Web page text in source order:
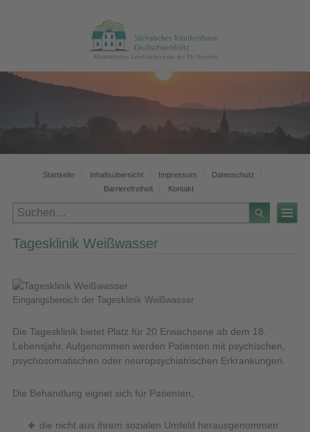
Startseite Inhaltsübersicht Impressum
Datenschutz
Barrierefreiheit
Kontakt
Tagesklinik Weißwasser
Eingangsbereich der Tagesklinik Weißwasser
Die Tagesklinik bietet Platz für 20 Erwachsene ab dem 18.
Lebensjahr. Aufgenommen werden Patienten mit psychischen,
psychosomatischen oder neuropsychiatrischen Erkrankungen.
Die Behandlung eignet sich für Patienten,
die nicht aus ihrem sozialen Umfeld herausgenommen